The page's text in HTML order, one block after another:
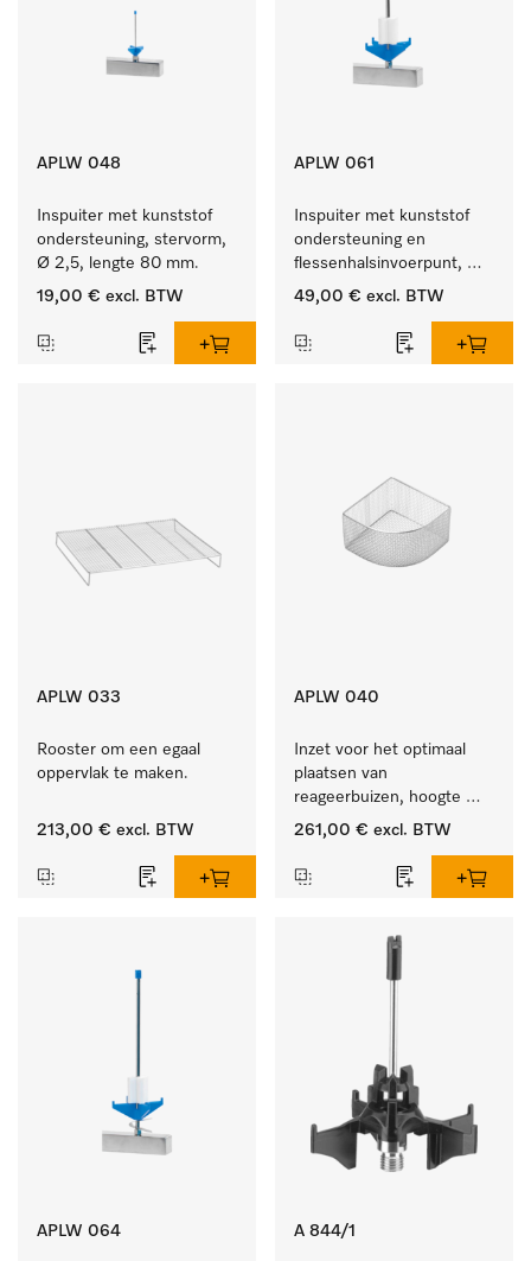
APLW 048
Inspuiter met kunststof
ondersteuning, stervorm,
Ø 2,5, lengte 80 mm.
19,00 € excl. BTW
APLW 061
Inspuiter met kunststof
ondersteuning en
flessenhalsinvoerpunt,
ster, Ø 6, lengte 115 mm.
49,00 € excl. BTW
APLW 033
Rooster om een egaal
oppervlak te maken.
213,00 € excl. BTW
APLW 040
Inzet voor het optimaal
plaatsen van
reageerbuizen, hoogte
100 mm.
261,00 € excl. BTW
APLW 064 A 844/1